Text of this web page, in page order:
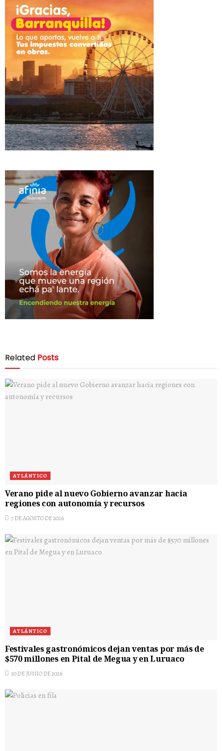
Related Posts
ATLÁNTICO
Verano pide al nuevo Gobierno avanzar hacia
regiones con autonomía y recursos
7 DE AGOSTO DE 2026
ATLÁNTICO
Festivales gastronómicos dejan ventas por más de
$570 millones en Pital de Megua y en Luruaco
30 DE JUNIO DE 2026